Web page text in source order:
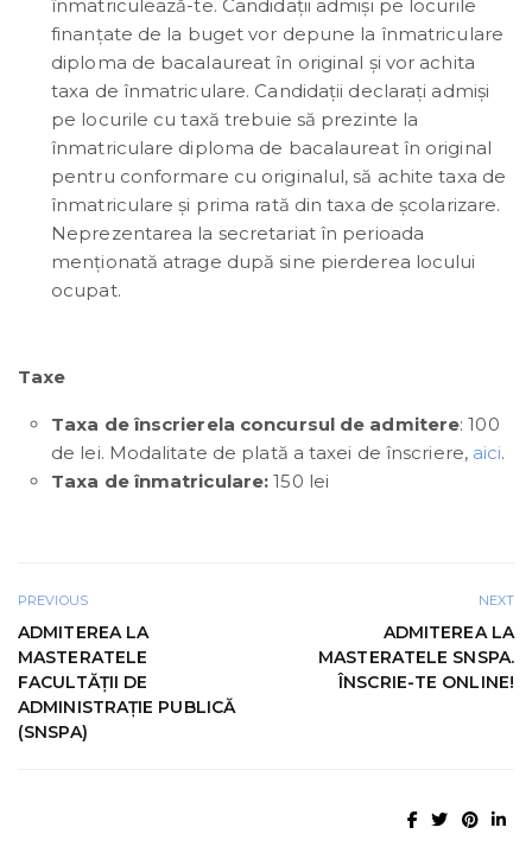
înmatriculează-te. Candidații admiși pe locurile
finanțate de la buget vor depune la înmatriculare
diploma de bacalaureat în original și vor achita
taxa de înmatriculare. Candidații declarați admiși
pe locurile cu taxă trebuie să prezinte la
înmatriculare diploma de bacalaureat în original
pentru conformare cu originalul, să achite taxa de
înmatriculare și prima rată din taxa de școlarizare.
Neprezentarea la secretariat în perioada
menționată atrage după sine pierderea locului
ocupat.
Taxe
Taxa de înscrierela concursul de admitere: 100
de lei. Modalitate de plată a taxei de înscriere, aici.
Taxa de înmatriculare:150 lei
PREVIOUS
ADMITEREA LA
MASTERATELE
FACULTĂȚII DE
ADMINISTRAȚIE PUBLICĂ
(SNSPA)
NEXT
ADMITEREA LA
MASTERATELE SNSPA.
ÎNSCRIE-TE ONLINE!